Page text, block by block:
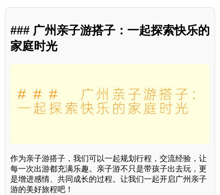
### 广州亲子游搭子：一起探索快乐的
家庭时光
作为亲子游搭子，我们可以一起规划行程，交流经验，让
每一次出游都充满乐趣。亲子游不只是带孩子出去玩，更
是增进感情、共同成长的过程。让我们一起开启广州亲子
游的美好旅程吧！